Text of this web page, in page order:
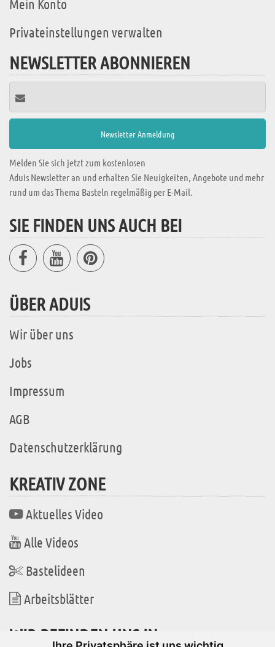
Mein Konto
Privateinstellungen verwalten
NEWSLETTER ABONNIEREN
Melden Sie sich jetzt zum kostenlosen
Aduis Newsletter an und erhalten Sie Neuigkeiten, Angebote und mehr
rund um das Thema Basteln regelmäßig per E-Mail.
SIE FINDEN UNS AUCH BEI
ÜBER ADUIS
Wir über uns
Jobs
Impressum
AGB
Datenschutzerklärung
KREATIV ZONE
Aktuelles Video
Alle Videos
Bastelideen
Arbeitsblätter
WIR BEFINDEN UNS IN